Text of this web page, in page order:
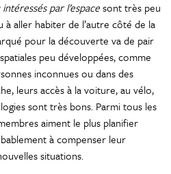
par l’espacesont très peu
à aller habiter de l’autre côté de la
pour la découverte va de pair
peu développées, comme
inconnues ou dans des
leurs accès à la voiture, au vélo,
sont très bons. Parmi tous les
aiment le plus planifier
à compenser leur
situations.